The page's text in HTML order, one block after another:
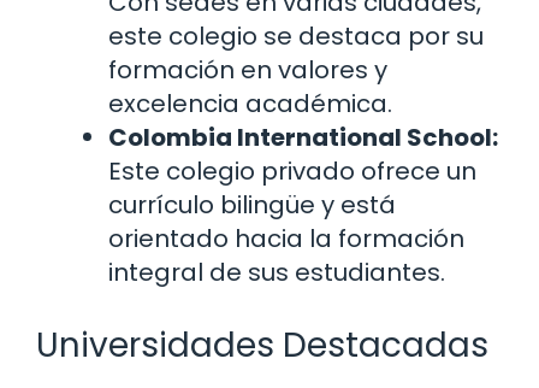
este colegio se destaca por su
formación en valores y
excelencia académica.
Colombia International School:
Este colegio privado ofrece un
currículo bilingüe y está
orientado hacia la formación
integral de sus estudiantes.
Universidades Destacadas